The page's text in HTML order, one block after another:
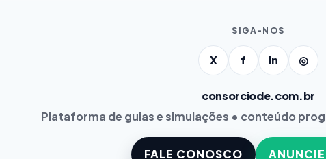
SIGA-NOS
X f in ◎
consorciode.com.br
Plataforma de guias e simulações • conteúdo
FALE CONOSCO